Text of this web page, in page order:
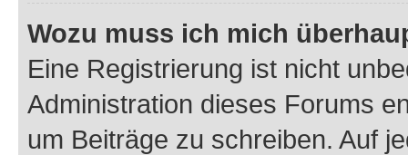
Wozu muss ich mich
Eine Registrierung ist nicht
Administration dieses Forums
um Beiträge zu schreiben. Auf